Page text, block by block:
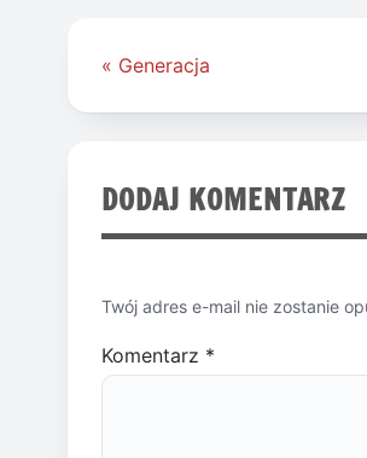
Nawigacja
« Generacja
DODAJ KOMENTARZ
Twój adres e-mail nie zostanie
Komentarz *